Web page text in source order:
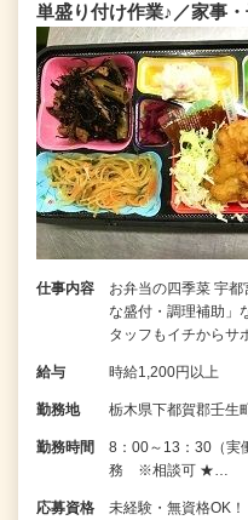
単盛り付け作業♪／家事
仕事内容
お弁当の四季菜 宇
な盛付・調理補助」
タッフもイチからサ
給与 時給1,200円以上
勤務地 栃木県下都賀郡壬生
勤務時間
8：00～13：30（実
務 ※相談可 ★…
応募資格 未経験・無資格OK！